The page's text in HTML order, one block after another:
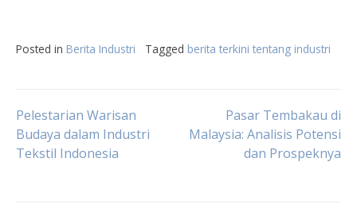
Posted in Berita Industri Tagged berita terkini tentang industri
Post
navigation
Pelestarian Warisan
Budaya dalam Industri
Tekstil Indonesia
Pasar Tembakau di
Malaysia: Analisis Potensi
dan Prospeknya